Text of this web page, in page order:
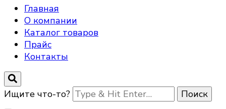
Главная
О компании
Каталог товаров
Прайс
Контакты
Ищите что-то?